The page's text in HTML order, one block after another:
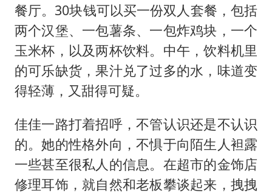
餐厅。30块钱可以买一份双人套餐，包括
两个汉堡、一包薯条、一包炸鸡块，一个
玉米杯，以及两杯饮料。中午，饮料机里
的可乐缺货，果汁兑了过多的水，味道变
得轻薄，又甜得可疑。
佳佳一路打着招呼，不管认识还是不认识
的。她的性格外向，不惧于向陌生人袒露
一些甚至很私人的信息。在超市的金饰店
修理耳饰，就自然和老板攀谈起来，拽拽